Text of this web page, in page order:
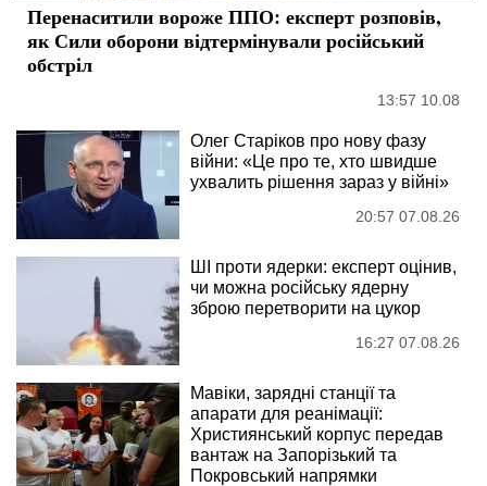
Перенаситили вороже ППО: експерт розповів,
як Сили оборони відтермінували російський
обстріл
13:57 10.08
Олег Старіков про нову фазу
війни: «Це про те, хто швидше
ухвалить рішення зараз у війні»
20:57 07.08.26
ШІ проти ядерки: експерт оцінив,
чи можна російську ядерну
зброю перетворити на цукор
16:27 07.08.26
Мавіки, зарядні станції та
апарати для реанімації:
Християнський корпус передав
вантаж на Запорізький та
Покровський напрямки